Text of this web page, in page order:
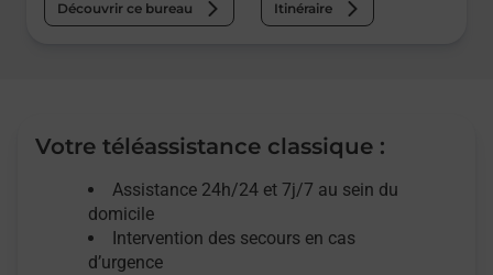
Découvrir ce bureau Itinéraire
Votre téléassistance classique :
Assistance 24h/24 et 7j/7 au sein du
domicile
Intervention des secours en cas
d’urgence